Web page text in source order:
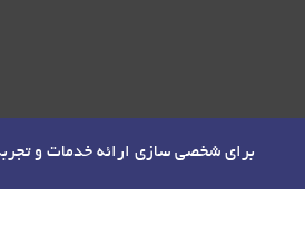
برای شخصی سازی ارائه خدمات و